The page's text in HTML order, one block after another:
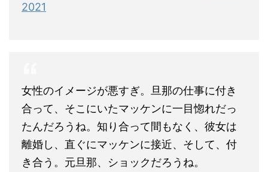
2021
女性のイメージが悪すぎ。旦那の仕事に付き
合って、そこにいたマッケンに一目惚れだっ
たんだろうね。知り合って間もなく、彼女は
離婚し、直ぐにマッケンに接近、そして、付
き合う。元旦那、ショックだろうね。